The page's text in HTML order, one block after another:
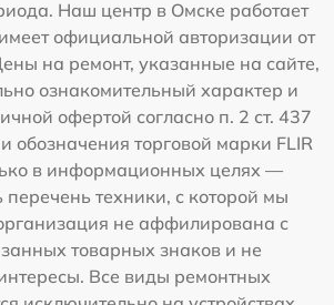
Наш центр в Омске работает
официальной авторизации от
на ремонт, указанные на сайте,
ознакомительный характер и
офертой согласно п. 2 ст. 437
обозначения торговой марки FLIR
в информационных целях —
перечень техники, с которой мы
не аффилирована с
товарных знаков и не
Все виды ремонтных